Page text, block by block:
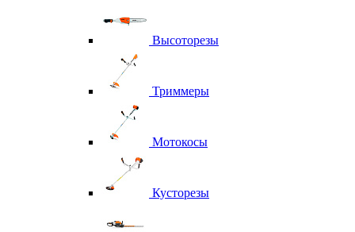
Высоторезы
Триммеры
Мотокосы
Кусторезы